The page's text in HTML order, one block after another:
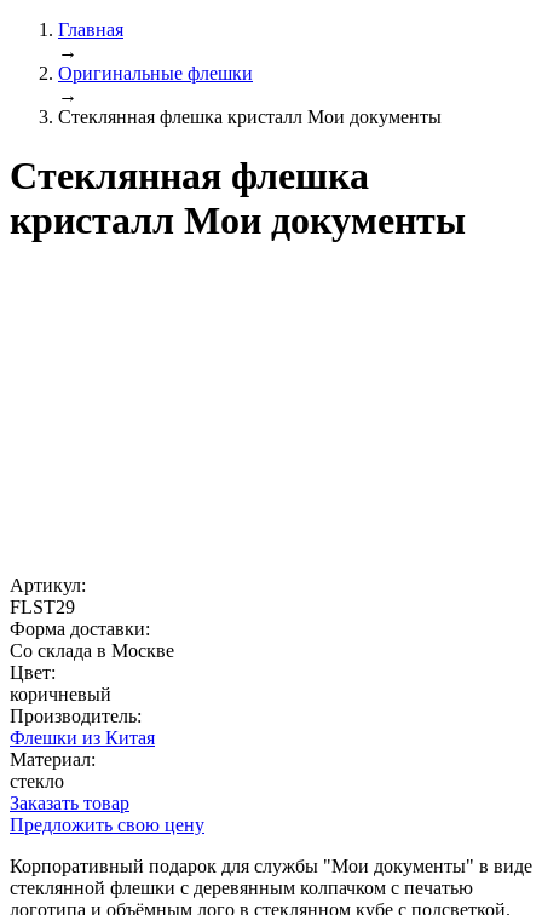
Главная
→
Оригинальные флешки
→
Стеклянная флешка кристалл Мои документы
Стеклянная флешка
кристалл Мои документы
Артикул:
FLST29
Форма доставки:
Со склада в Москве
Цвет:
коричневый
Производитель:
Флешки из Китая
Материал:
стекло
Заказать товар
Предложить свою цену
Корпоративный подарок для службы "Мои документы" в виде
стеклянной флешки с деревянным колпачком с печатью
логотипа и объёмным лого в стеклянном кубе с подсветкой.